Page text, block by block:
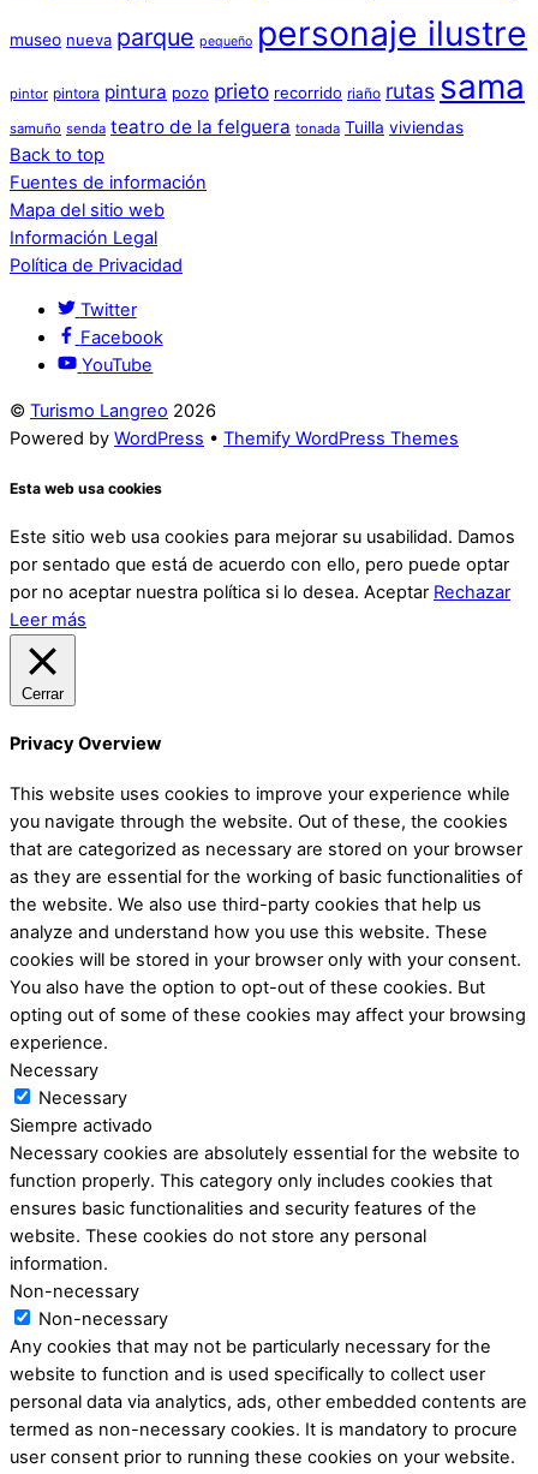
museo nueva parque pequeño personaje ilustre
pintor pintora pintura pozo prieto recorrido riaño rutas sama
samuño senda teatro de la felguera tonada Tuilla viviendas
Back to top
Fuentes de información
Mapa del sitio web
Información Legal
Política de Privacidad
Twitter
Facebook
YouTube
© Turismo Langreo 2026
Powered by WordPress • Themify WordPress Themes
Esta web usa cookies
Este sitio web usa cookies para mejorar su usabilidad. Damos
por sentado que está de acuerdo con ello, pero puede optar
por no aceptar nuestra política si lo desea. Aceptar Rechazar
Leer más
Cerrar
Privacy Overview
This website uses cookies to improve your experience while
you navigate through the website. Out of these, the cookies
that are categorized as necessary are stored on your browser
as they are essential for the working of basic functionalities of
the website. We also use third-party cookies that help us
analyze and understand how you use this website. These
cookies will be stored in your browser only with your consent.
You also have the option to opt-out of these cookies. But
opting out of some of these cookies may affect your browsing
experience.
Necessary
Necessary
Siempre activado
Necessary cookies are absolutely essential for the website to
function properly. This category only includes cookies that
ensures basic functionalities and security features of the
website. These cookies do not store any personal
information.
Non-necessary
Non-necessary
Any cookies that may not be particularly necessary for the
website to function and is used specifically to collect user
personal data via analytics, ads, other embedded contents are
termed as non-necessary cookies. It is mandatory to procure
user consent prior to running these cookies on your website.